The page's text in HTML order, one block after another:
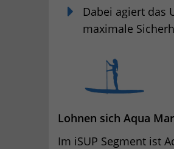
Dabei agiert das
maximale
Lohnen sich Aqua
Im iSUP Segment ist